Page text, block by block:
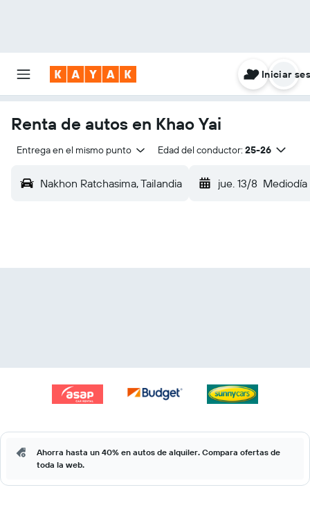
Iniciar
Renta de autos en Khao Yai
Entrega en el mismo punto Edad del conductor: 25-26
Nakhon Ratchasima, Tailandia jue. 13/8 Mediodía
Ahorra hasta un 40% en autos de alquiler. Compara ofertas de
toda la web.